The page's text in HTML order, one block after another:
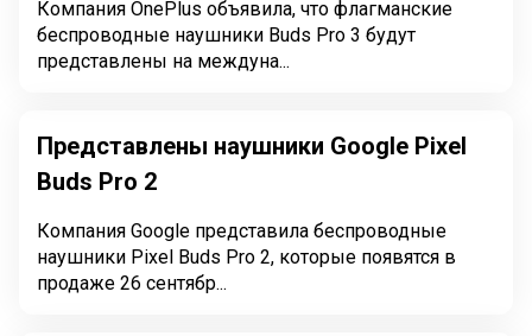
Компания OnePlus объявила, что флагманские
беспроводные наушники Buds Pro 3 будут
представлены на междуна...
Представлены наушники Google Pixel
Buds Pro 2
Компания Google представила беспроводные
наушники Pixel Buds Pro 2, которые появятся в
продаже 26 сентябр...